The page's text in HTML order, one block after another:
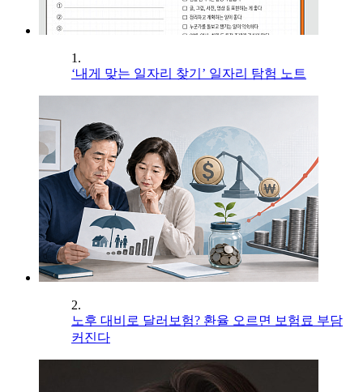
1.
‘내게 맞는 일자리 찾기’ 일자리 탐험 노트
2.
노후 대비로 달러보험? 환율 오르면 보험료 부담
커진다